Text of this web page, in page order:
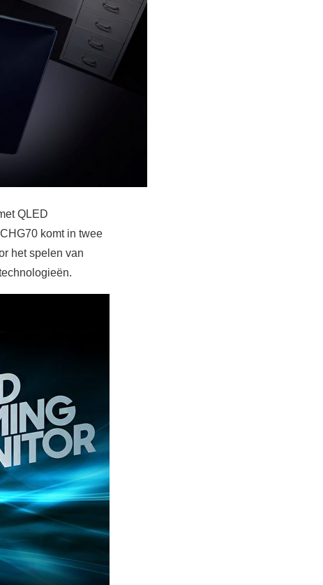
QLED
komt in twee
het spelen van